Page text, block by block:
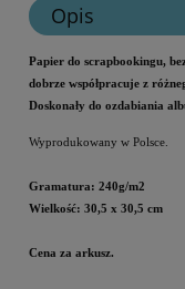
Opis
Papier do scrapbookingu,
dobrze współpracuje z
Doskonały do ozdabiania
Wyprodukowany w Polsce.
Gramatura: 240g/m2
Wielkość: 30,5 x 30,5 cm
Cena za arkusz.